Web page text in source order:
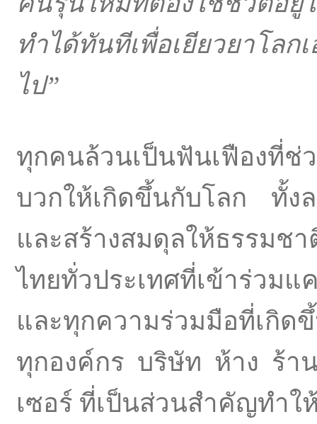
ทำได้ทันทีเพื่อเยียวยาโล
ไป”
ทุกคนล้วนเป็นฟันเฟืองที่ช่
บวกให้เกิดขึ้นกับโลก ทั้ง
และสร้างสมดุลให้ธรรม
ไทยทั่วประเทศที่เข้าร่วม
และทุกความร่วมมือที่เกิด
ทุกองค์กร บริษัท ห้าง ร้า
เซอร์ ที่เป็นส่วนสำคัญทำใ